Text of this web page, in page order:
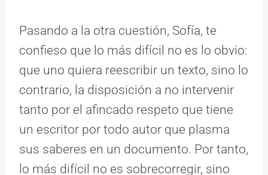
Pasando a la otra cuestión, Sofía, te
confieso que lo más difícil no es lo obvio:
que uno quiera reescribir un texto, sino lo
contrario, la disposición a no intervenir
tanto por el afincado respeto que tiene
un escritor por todo autor que plasma
sus saberes en un documento. Por tanto,
lo más difícil no es sobrecorregir, sino